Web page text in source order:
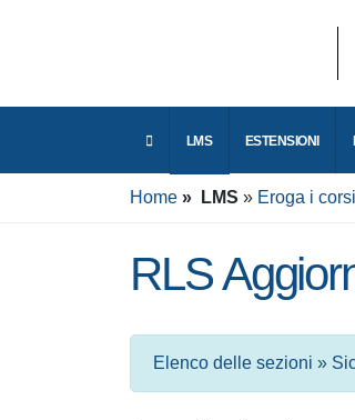
LMS ESTENSIONI
Home LMS Eroga i
RLS
Elenco delle sezioni »